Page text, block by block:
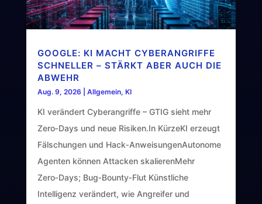
GOOGLE: KI MACHT CYBERANGRIFFE
SCHNELLER – STÄRKT ABER AUCH DIE
ABWEHR
Aug. 9, 2026 Allgemein, KI
KI verändert Cyberangriffe – GTIG sieht mehr
Zero‑Days und neue Risiken.In KürzeKI erzeugt
Fälschungen und Hack‑AnweisungenAutonome
Agenten können Attacken skalierenMehr
Zero‑Days; Bug‑Bounty‑Flut Künstliche
Intelligenz verändert, wie Angreifer und